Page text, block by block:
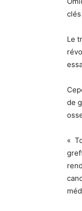
Le
de
«